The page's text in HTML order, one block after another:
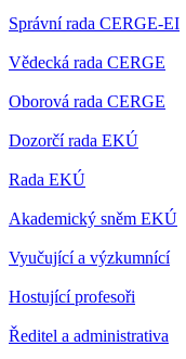
Správní rada CERGE-EI
Vědecká rada CERGE
Oborová rada CERGE
Dozorčí rada EKÚ
Rada EKÚ
Akademický sněm EKÚ
Vyučující a výzkumnící
Hostující profesoři
Ředitel a administrativa